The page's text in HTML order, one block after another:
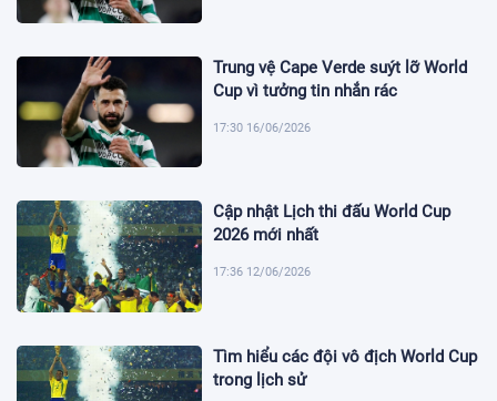
Trung vệ Cape Verde suýt lỡ World
Cup vì tưởng tin nhắn rác
17:30 16/06/2026
Cập nhật Lịch thi đấu World Cup
2026 mới nhất
17:36 12/06/2026
Tìm hiểu các đội vô địch World Cup
trong lịch sử